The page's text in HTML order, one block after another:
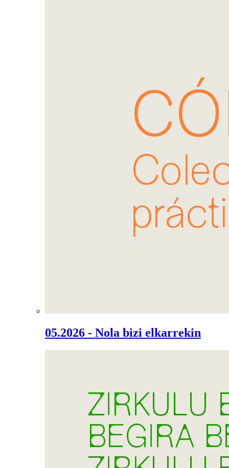
05.2026 - Nola bizi elkarrekin